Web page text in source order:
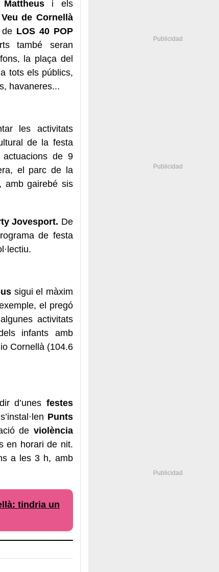
i els
de Cornellà
LOS 40 POP
també seran
la plaça del
tots els públics,
havaneres...
les activitats
de la festa
de 9
el parc de la
amb gairebé sis
Jovesport. De
de festa
sigui el màxim
el pregó
activitats
infants amb
Cornellà (104.6
d’unes festes
Punts
de violència
en horari de nit.
a les 3 h, amb
tindria un